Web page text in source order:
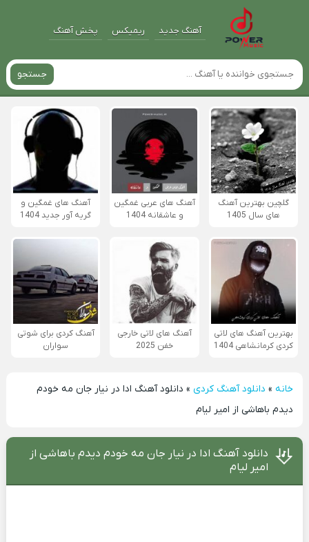
آهنگ جدید ریمیکس پخش آهنگ
جستجو
گلچین بهترین آهنگ
های سال 1405
آهنگ های عربی غمگین
و عاشقانه 1404
آهنگ های غمگین و
گریه آور جدید 1404
بهترین آهنگ های لاتی
کردی کرمانشاهی 1404
آهنگ های لاتی خارجی
خفن 2025
آهنگ کردی برای شوتی
سواران
خانه» دانلود آهنگ کردی » دانلود آهنگ ادا در نیار جان مه خودم
دیدم باهاشی از امیر لیام
دانلود آهنگ ادا در نیار جان مه خودم دیدم باهاشی از
امیر لیام